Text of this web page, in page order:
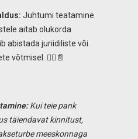
Juhtumi teatamine
aitab olukorda
abistada juriidiliste või
võtmisel. 👮‍♂️📄
Kui teie pank
täiendavat kinnitust,
meeskonnaga